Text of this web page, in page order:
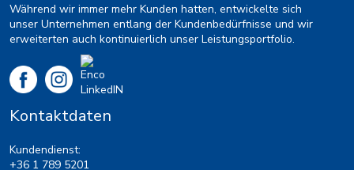
Während wir immer mehr Kunden hatten, entwickelte sich
unser Unternehmen entlang der Kundenbedürfnisse und wir
erweiterten auch kontinuierlich unser Leistungsportfolio.
Kontaktdaten
Kundendienst:
+36 1 789 5201